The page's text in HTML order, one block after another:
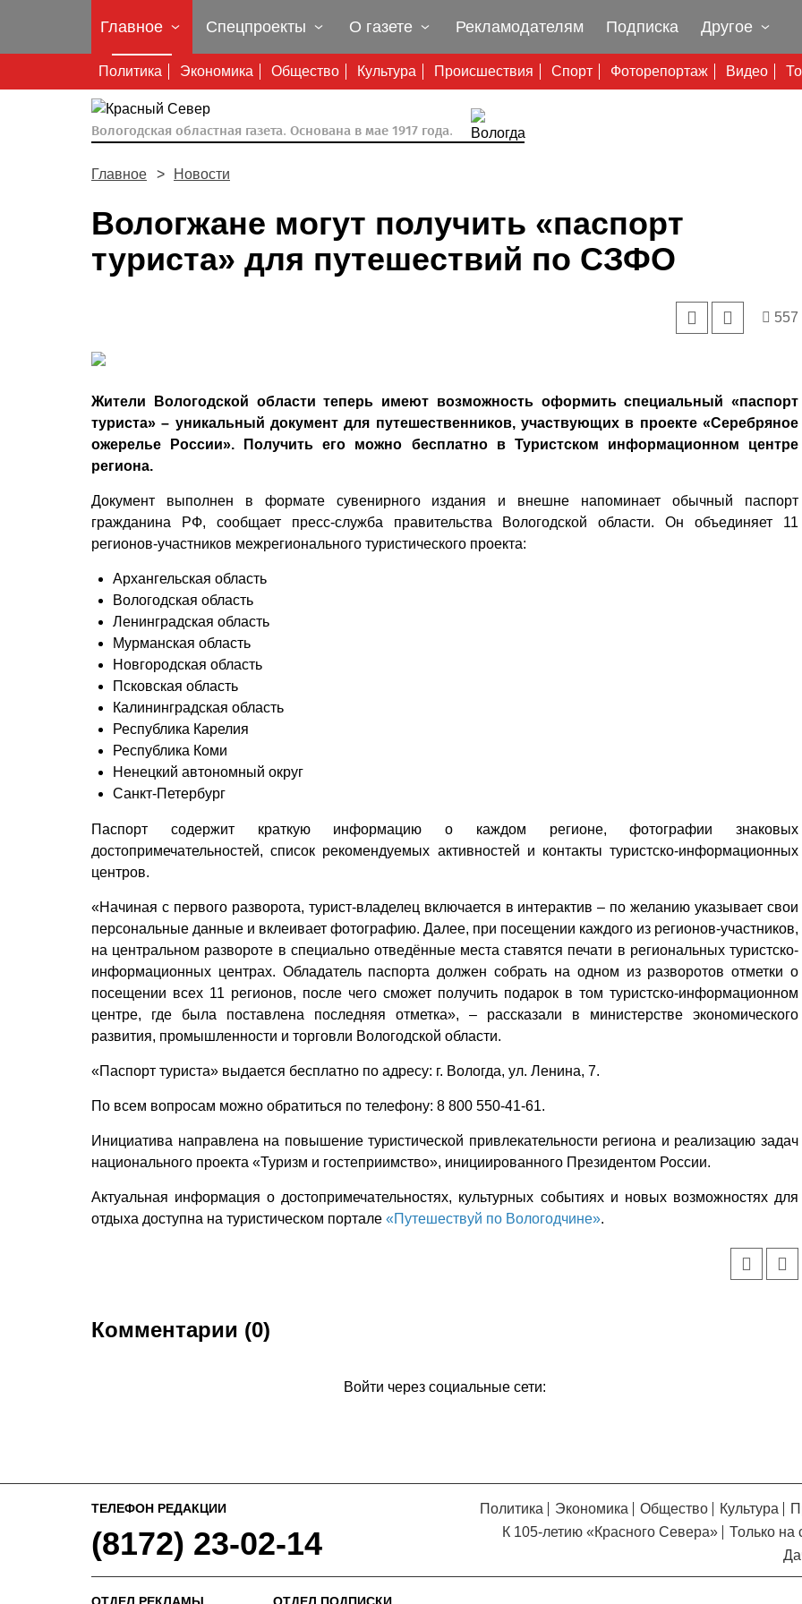
Главное
Политика Экономика Общество Культура Происшествия Спорт Фоторепортаж Видео
Спецпроекты О газете Рекламодателям Подписка Другое
Вологодская областная газета. Основана в мае 1917 года.
Главное Новости
Вологжане могут получить «паспорт
туриста» для путешествий по СЗФО
557
Жители Вологодской области теперь имеют возможность оформить специальный «паспорт
туриста» – уникальный документ для путешественников, участвующих в проекте «Серебряное
ожерелье России». Получить его можно бесплатно в Туристском информационном центре
региона.
Документ выполнен в формате сувенирного издания и внешне напоминает обычный паспорт
гражданина РФ, сообщает пресс-служба правительства Вологодской области. Он объединяет 11
регионов-участников межрегионального туристического проекта:
Архангельская область
Вологодская область
Ленинградская область
Мурманская область
Новгородская область
Псковская область
Калининградская область
Республика Карелия
Республика Коми
Ненецкий автономный округ
Санкт-Петербург
Паспорт содержит краткую информацию о каждом регионе, фотографии знаковых
достопримечательностей, список рекомендуемых активностей и контакты туристско-информационных
центров.
«Начиная с первого разворота, турист-владелец включается в интерактив – по желанию указывает свои
персональные данные и вклеивает фотографию. Далее, при посещении каждого из регионов-участников,
на центральном развороте в специально отведённые места ставятся печати в региональных туристско-
информационных центрах. Обладатель паспорта должен собрать на одном из разворотов отметки о
посещении всех 11 регионов, после чего сможет получить подарок в том туристско-информационном
центре, где была поставлена последняя отметка», – рассказали в министерстве экономического
развития, промышленности и торговли Вологодской области.
«Паспорт туриста» выдается бесплатно по адресу: г. Вологда, ул. Ленина, 7.
По всем вопросам можно обратиться по телефону: 8 800 550-41-61.
Инициатива направлена на повышение туристической привлекательности региона и реализацию задач
национального проекта «Туризм и гостеприимство», инициированного Президентом России.
Актуальная информация о достопримечательностях, культурных событиях и новых возможностях для
отдыха доступна на туристическом портале «Путешествуй по Вологодчине».
Комментарии (0)
Войти через социальные сети:
Надежда
Кузьминская
главный
Мы рады приветствовать вас
на обновленном Интернет-
Север», который, уверены,
свои закладки.
ТЕЛЕФОН РЕДАКЦИИ
(8172) 23-02-14
Политика Экономика Общество Культура
К 105-летию «Красного Севера»
Только на